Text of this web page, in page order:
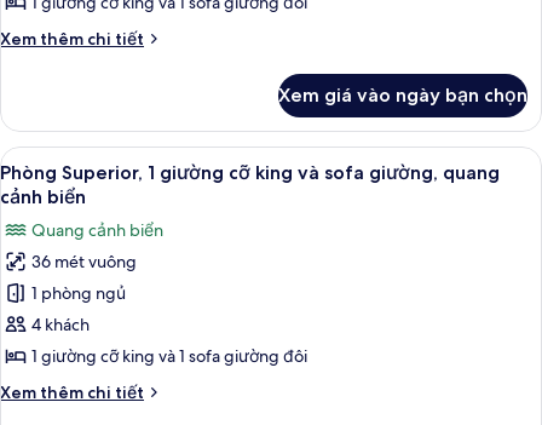
1
giường
king
và
sofa
giường
Xem thêm chi tiết
Chi
Phòng
Superior,
1
giường
cỡ
king
và
sofa
giường
Xem giá vào ngày bạn chọn
Xem
tất
ảnh
Phòng
Superior,
1
giường
cỡ
king
Phòng Superior, 1 giường cỡ king
7
Phòng Superior, 1 giường cỡ king và sofa giường, quang
cảnh biển
Quang cảnh biển
36 mét vuông
1 phòng ngủ
4 khách
1 giường cỡ king và 1 sofa giường đôi
Xem thêm chi tiết
Chi